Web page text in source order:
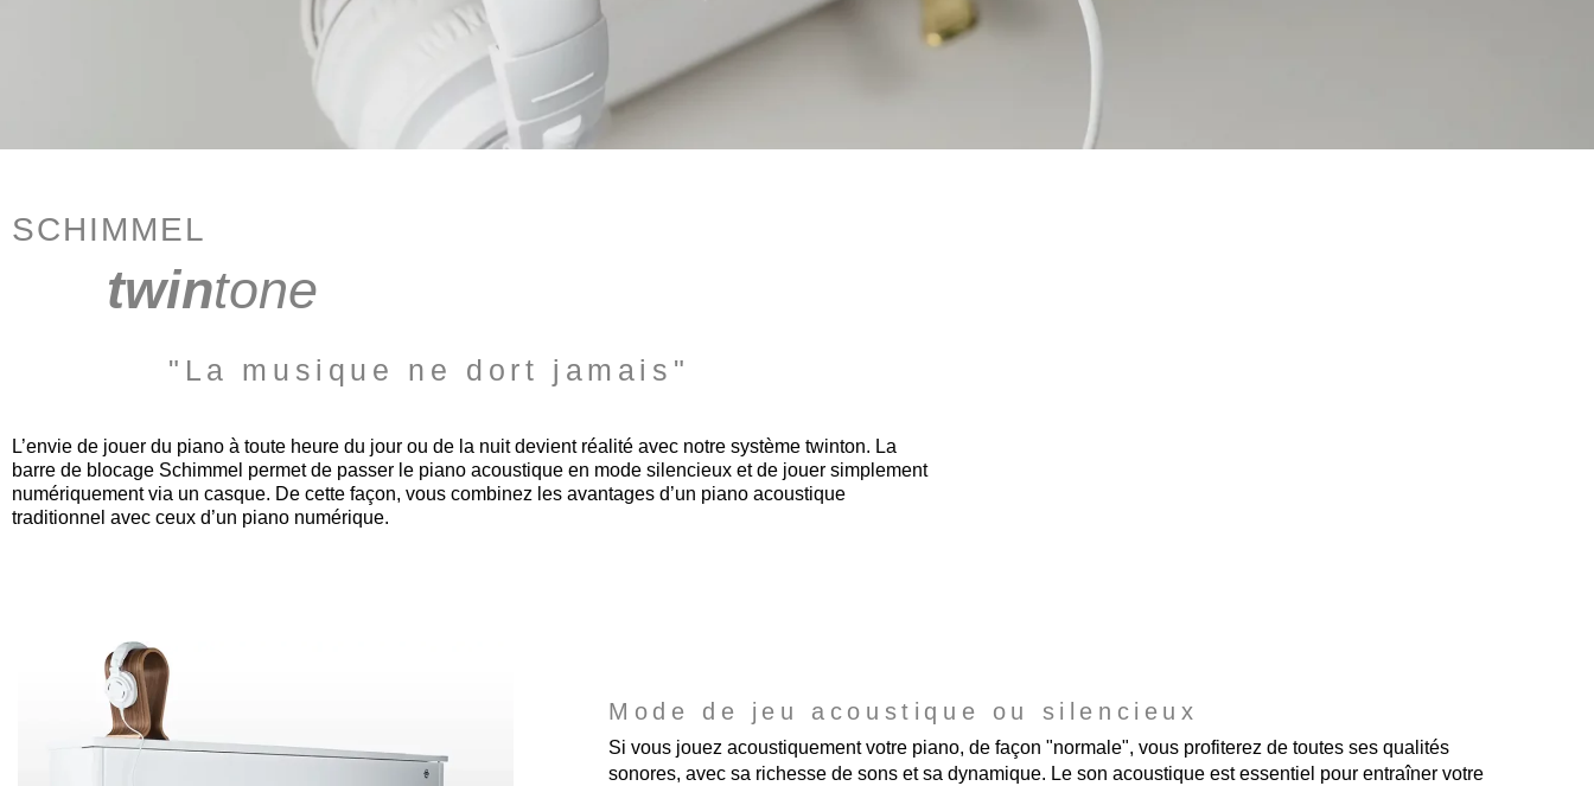
SCHIMMEL
twintone
"La musique ne dort jamais"
L’envie de jouer du piano à toute heure du jour ou de la nuit devient réalité avec notre système twinton. La
barre de blocage Schimmel permet de passer le piano acoustique en mode silencieux et de jouer simplement
numériquement via un casque. De cette façon, vous combinez les avantages d’un piano acoustique
traditionnel avec ceux d’un piano numérique.
Mode de jeu acoustique ou silencieux
Si vous jouez acoustiquement votre piano, de façon "normale", vous profiterez de toutes ses qualités
sonores, avec sa richesse de sons et sa dynamique. Le son acoustique est essentiel pour entraîner votre